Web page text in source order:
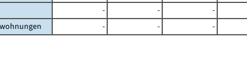
- - -
- - -